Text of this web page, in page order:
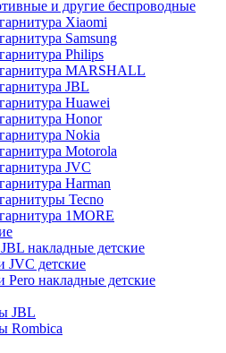
и другие беспроводные
Xiaomi
Samsung
Philips
MARSHALL
JBL
Huawei
Honor
Nokia
Motorola
JVC
Harman
Tecno
1MORE
накладные детские
JVC детские
накладные детские
JBL
Rombica